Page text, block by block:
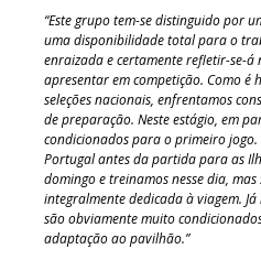
“Este grupo tem-se distinguido por
uma disponibilidade total para o
enraizada e certamente refletir-se-á
apresentar em competição. Como
seleções nacionais, enfrentamos
de preparação. Neste estágio, em
condicionados para o primeiro
Portugal antes da partida para as
domingo e treinamos nesse dia,
integralmente dedicada à viagem.
são obviamente muito
adaptação ao pavilhão.”